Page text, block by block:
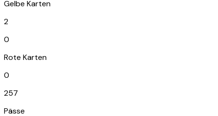
Gelbe Karten
2
0
Rote Karten
0
257
Pässe